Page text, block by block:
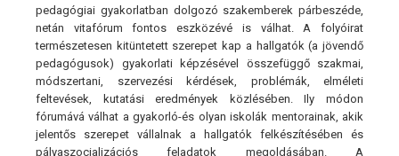
pedagógiai gyakorlatban dolgozó szakemberek párbeszéde,
netán vitafórum fontos eszközévé is válhat. A folyóirat
természetesen kitüntetett szerepet kap a hallgatók (a jövendő
pedagógusok) gyakorlati képzésével összefüggő szakmai,
módszertani, szervezési kérdések, problémák, elméleti
feltevések, kutatási eredmények közlésében. Ily módon
fórumává válhat a gyakorló-és olyan iskolák mentorainak, akik
jelentős szerepet vállalnak a hallgatók felkészítésében és
pályaszocializációs feladatok megoldásában. A